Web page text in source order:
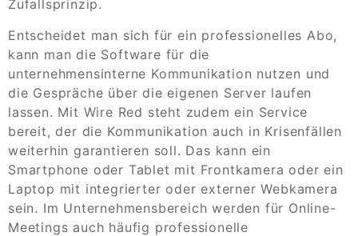
Zufallsprinzip.
Entscheidet man sich für ein professionelles Abo,
kann man die Software für die
unternehmensinterne Kommunikation nutzen und
die Gespräche über die eigenen Server laufen
lassen. Mit Wire Red steht zudem ein Service
bereit, der die Kommunikation auch in Krisenfällen
weiterhin garantieren soll. Das kann ein
Smartphone oder Tablet mit Frontkamera oder ein
Laptop mit integrierter oder externer Webkamera
sein. Im Unternehmensbereich werden für Online-
Meetings auch häufig professionelle